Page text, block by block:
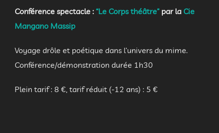
Conférence spectacle : “Le Corps théâtre” par la Cie
Mangano Massip
Voyage drôle et poétique dans l’univers du mime.
Conférence/démonstration durée 1h30
Plein tarif : 8 €, tarif réduit (-12 ans) : 5 €